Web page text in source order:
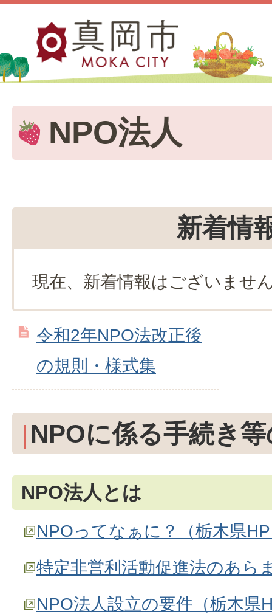
NPO法人
新着情
現在、新着情報はございませ
令和2年NPO法改正後
の規則・様式集
NPOに係る手続き
NPO法人とは
NPOってなぁに？（栃木県
特定非営利活動促進法のあら
NPO法人設立の要件（栃木県